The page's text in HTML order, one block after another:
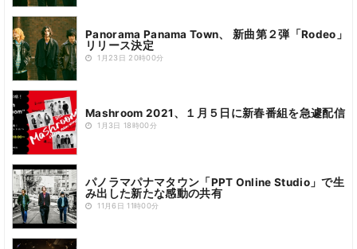
Panorama Panama Town、 新曲第２弾「Rodeo」
リリース決定
1月23日 20時00分
Mashroom 2021、１月５日に新春番組を急遽配信
1月3日 18時00分
パノラマパナマタウン「PPT Online Studio」で生
み出した新たな感動の共有
11月6日 11時00分